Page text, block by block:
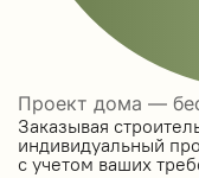
Проект дома —
Заказывая
индивидуальный
с учетом ваших